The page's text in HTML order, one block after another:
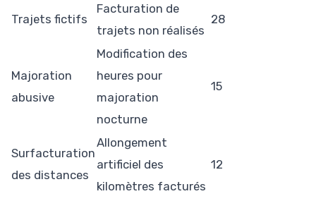
Trajets fictifs
Facturation de
trajets non réalisés
28
Majoration
abusive
Modification des
heures pour
majoration
nocturne
15
Surfacturation
des distances
Allongement
artificiel des
kilomètres facturés
12